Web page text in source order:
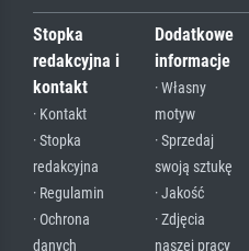
Stopka
redakcyjna i
kontakt
· Kontakt
· Stopka
redakcyjna
· Regulamin
· Ochrona
danych
Dodatkowe
informacje
· Własny
motyw
· Sprzedaj
swoją sztukę
· Jakość
· Zdjęcia
naszej pracy